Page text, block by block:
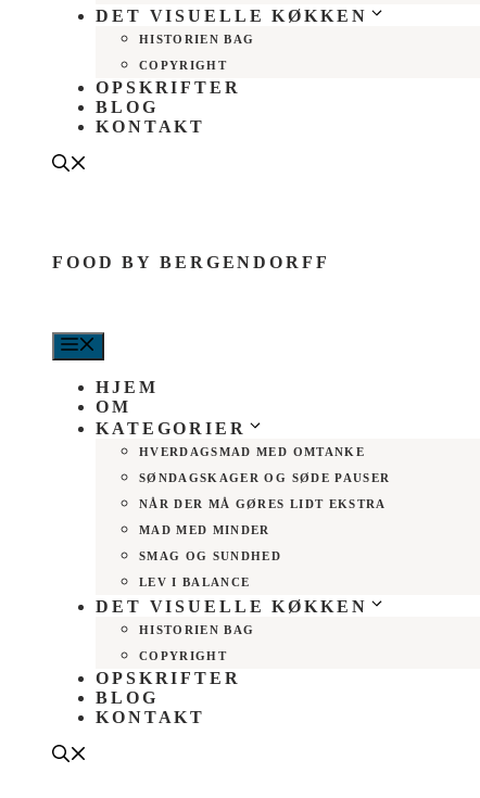
DET VISUELLE KØKKEN
HISTORIEN BAG
COPYRIGHT
OPSKRIFTER
BLOG
KONTAKT
FOOD BY BERGENDORFF
HJEM
OM
KATEGORIER
HVERDAGSMAD MED OMTANKE
SØNDAGSKAGER OG SØDE PAUSER
NÅR DER MÅ GØRES LIDT EKSTRA
MAD MED MINDER
SMAG OG SUNDHED
LEV I BALANCE
DET VISUELLE KØKKEN
HISTORIEN BAG
COPYRIGHT
OPSKRIFTER
BLOG
KONTAKT